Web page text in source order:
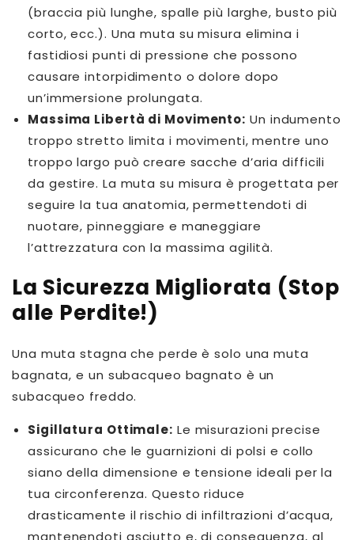
(braccia più lunghe, spalle più larghe, busto più
corto, ecc.). Una muta su misura elimina i
fastidiosi punti di pressione che possono
causare intorpidimento o dolore dopo
un’immersione prolungata.
Massima Libertà di Movimento: Un indumento
troppo stretto limita i movimenti, mentre uno
troppo largo può creare sacche d’aria difficili
da gestire. La muta su misura è progettata per
seguire la tua anatomia, permettendoti di
nuotare, pinneggiare e maneggiare
l’attrezzatura con la massima agilità.
La Sicurezza Migliorata (Stop
alle Perdite!)
Una muta stagna che perde è solo una muta
bagnata, e un subacqueo bagnato è un
subacqueo freddo.
Sigillatura Ottimale: Le misurazioni precise
assicurano che le guarnizioni di polsi e collo
siano della dimensione e tensione ideali per la
tua circonferenza. Questo riduce
drasticamente il rischio di infiltrazioni d’acqua,
mantenendoti asciutto e, di conseguenza, al